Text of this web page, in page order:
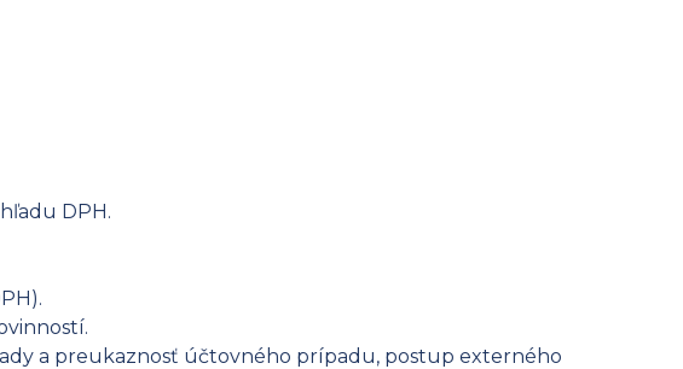
DPH.
a preukaznosť účtovného prípadu, postup externého